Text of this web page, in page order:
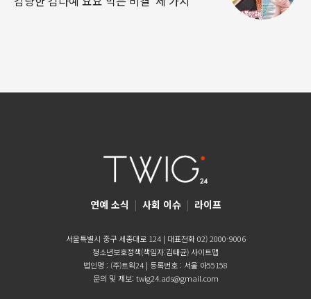
연예 소식 | 사회 이슈 | 라이프
서울특별시 중구 세종대로 124 | 대표전화 02) 2000-9006
청소년보호정책(책임자:김태균)사이트맵
법인명 : (주)트윅24 | 등록번호 : 서울 아55158
문의 및 제보: twig24.ads@gmail.com